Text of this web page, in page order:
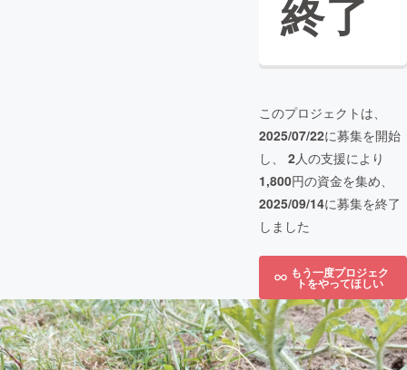
終了
このプロジェクトは、
2025/07/22に募集を開始
し、 2人の支援により
1,800円の資金を集め、
2025/09/14に募集を終了
しました
もう一度プロジェク
トをやってほしい